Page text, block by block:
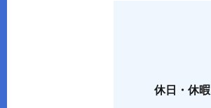
休日・休暇